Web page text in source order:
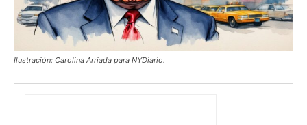
Ilustración: Carolina Arriada para NYDiario.